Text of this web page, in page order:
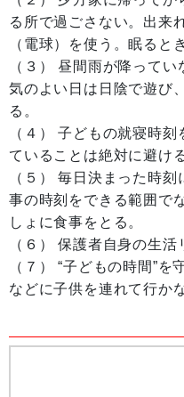
る所で過ごさない。出来
（電球）を使う。眠ると
（３） 昼間雨が降って
気のよい日は日陰で遊び
る。
（４） 子どもの就寝時
ていることは絶対に避ける
（５） 毎日決まった時
事の時刻をできる範囲で
しょに食事をとる。
（６） 保護者自身の生活
（７） “子どもの時間”
などに子供を連れて行か